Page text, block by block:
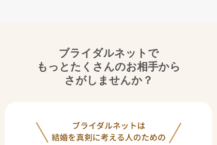
ブライダルネットで
もっとたくさんのお相手から
さがしませんか？